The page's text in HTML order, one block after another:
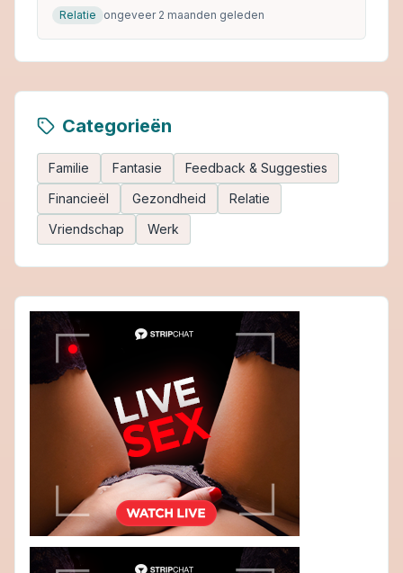
Relatie ongeveer 2 maanden geleden
Categorieën
Familie Fantasie
Feedback & Suggesties
Financieël
Gezondheid
Relatie
Vriendschap
Werk